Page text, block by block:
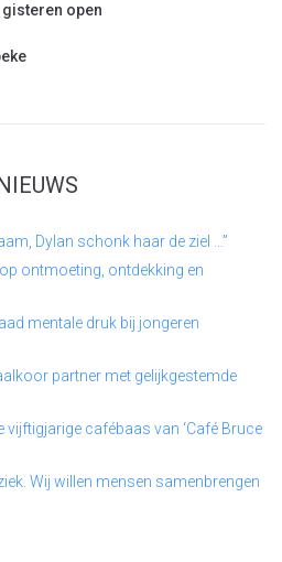
open
Dylan schonk haar de ziel …”
ontmoeting, ontdekking en
mentale druk bij jongeren
partner met gelijkgestemde
vijftigjarige cafébaas van ‘Café Bruce
Wij willen mensen samenbrengen